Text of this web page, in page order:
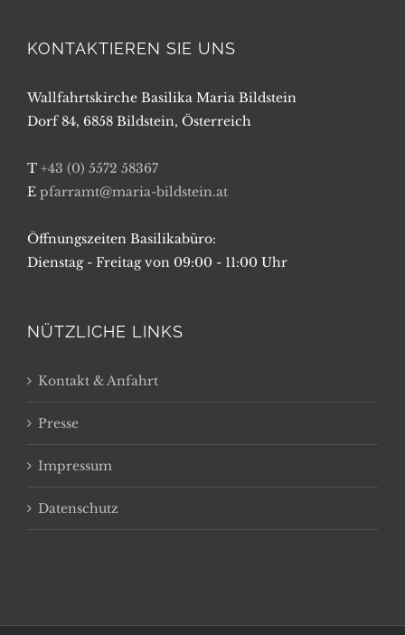
KONTAKTIEREN SIE UNS
Wallfahrtskirche Basilika Maria Bildstein
Dorf 84, 6858 Bildstein, Österreich
T +43 (0) 5572 58367
E pfarramt@maria-bildstein.at
Öffnungszeiten Basilikabüro:
Dienstag - Freitag von 09:00 - 11:00 Uhr
NÜTZLICHE LINKS
Kontakt & Anfahrt
Presse
Impressum
Datenschutz